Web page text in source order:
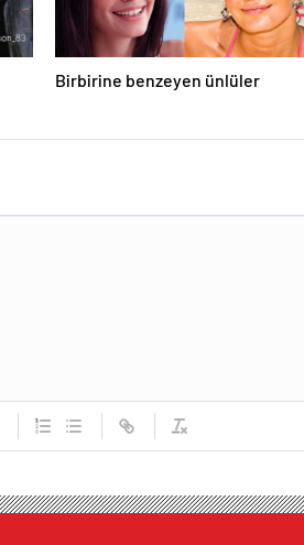
Birbirine benzeyen ünlüler